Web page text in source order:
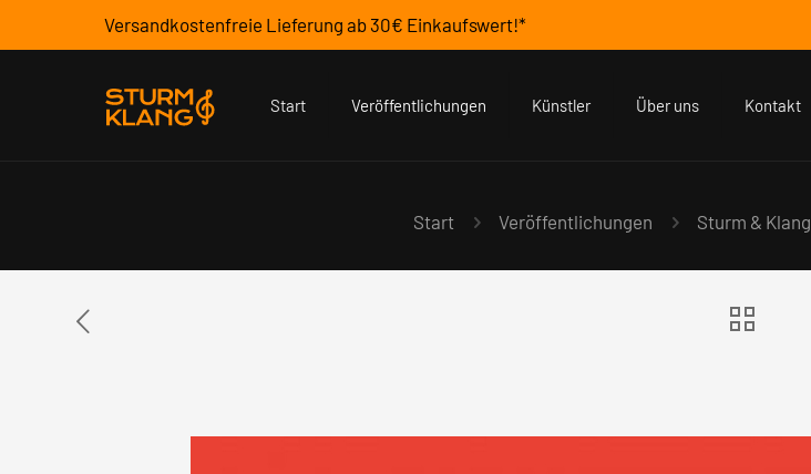
Versandkostenfreie Lieferung ab 30€ Einkaufswert!*
Start Veröffentlichungen Künstler Über uns Kontakt
Start Veröffentlichungen Sturm & Klang